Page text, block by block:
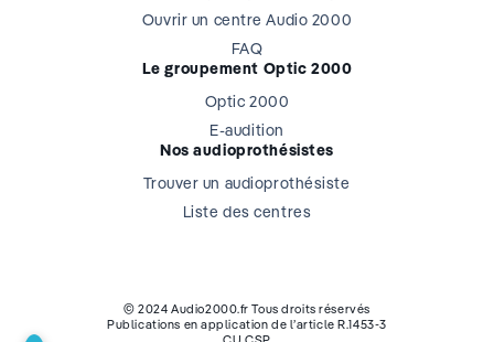
Ouvrir un centre Audio 2000
FAQ
Le groupement Optic 2000
Optic 2000
E-audition
Nos audioprothésistes
Trouver un audioprothésiste
Liste des centres
© 2024 Audio2000.fr Tous droits réservés
Publications en application de l’article R.1453-3